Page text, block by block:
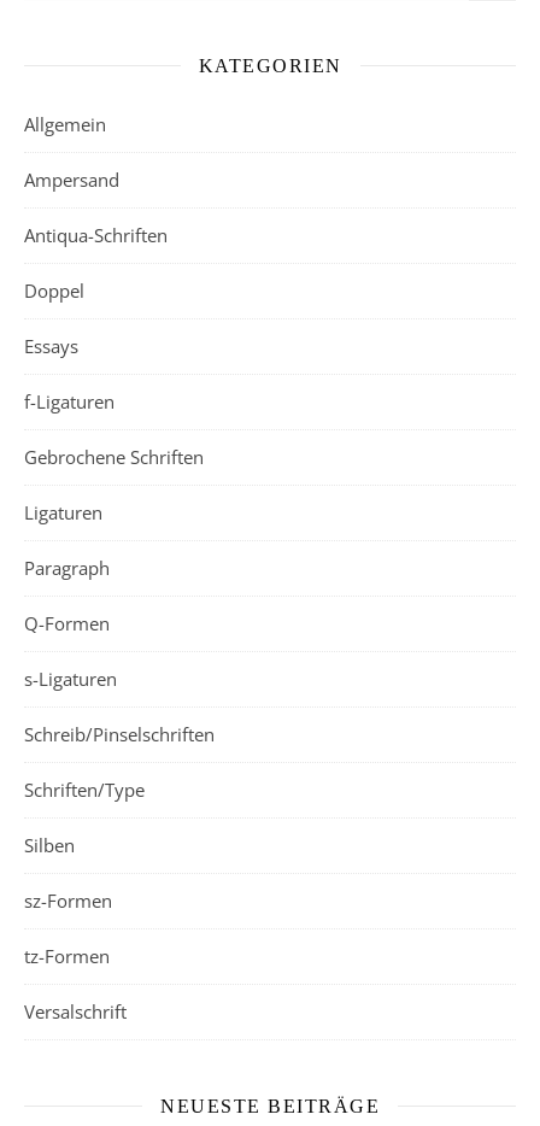
KATEGORIEN
Allgemein
Ampersand
Antiqua-Schriften
Doppel
Essays
f-Ligaturen
Gebrochene Schriften
Ligaturen
Paragraph
Q-Formen
s-Ligaturen
Schreib/Pinselschriften
Schriften/Type
Silben
sz-Formen
tz-Formen
Versalschrift
NEUESTE BEITRÄGE